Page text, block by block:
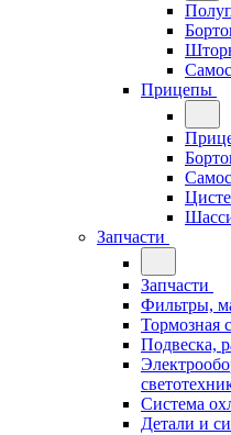
Прицепы
Запчасти
Запчасти
Фильтры,
Тормозная
Подвеска,
Система
Детали и